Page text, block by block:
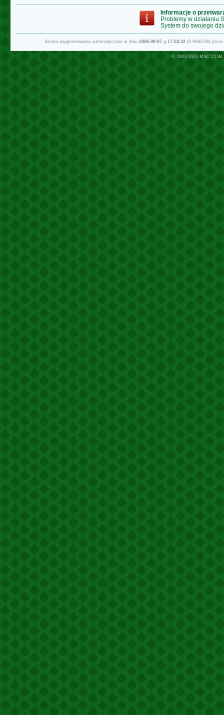
Informacje o
Problemy w działaniu
System do swojego
Strona wygenerowana automatycznie w dniu 2026-08-07g.17:04:22(0.9942/36)
© 2003-2026